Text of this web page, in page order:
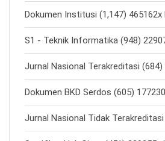
Dokumen Institusi (1,147) 465162x
S1 - Teknik Informatika (948)
Jurnal Nasional Terakreditasi
Dokumen BKD Serdos (605)
Jurnal Nasional Tidak